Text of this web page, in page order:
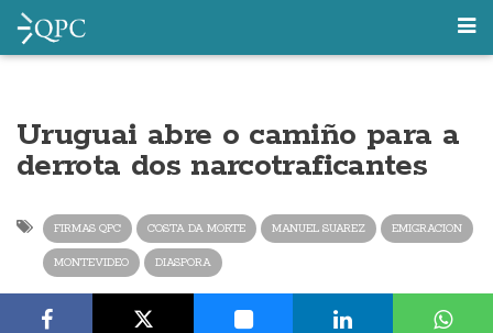
Uruguai abre o camiño para a
derrota dos narcotraficantes
FIRMAS QPC COSTA DA MORTE MANUEL SUAREZ EMIGRACION
MONTEVIDEO DIASPORA